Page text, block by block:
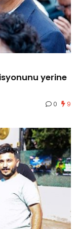
yerine
0 9